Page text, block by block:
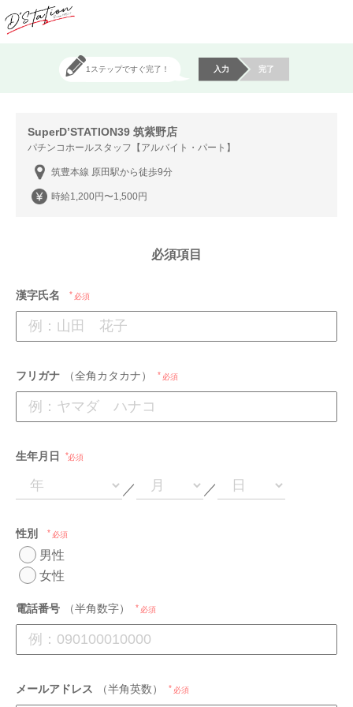
1ステップですぐ完了！ 入力 完了
SuperD’STATION39 筑紫野店
パチンコホールスタッフ【アルバイト・パート】
筑豊本線 原田駅から徒歩9分
時給1,200円〜1,500円
必須項目
漢字氏名 必須
フリガナ （全角カタカナ） 必須
生年月日 必須
／ ／
性別 必須
男性
女性
電話番号 （半角数字） 必須
メールアドレス （半角英数） 必須